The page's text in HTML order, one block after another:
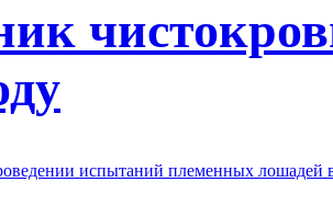
испытаний племенных лошадей